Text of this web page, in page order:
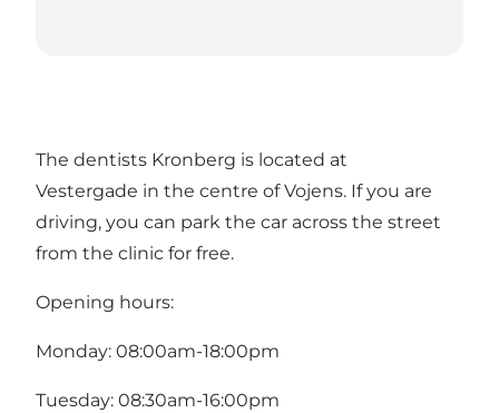
The dentists Kronberg is located at
Vestergade in the centre of Vojens. If you are
driving, you can park the car across the street
from the clinic for free.
Opening hours:
Monday: 08:00am-18:00pm
Tuesday: 08:30am-16:00pm